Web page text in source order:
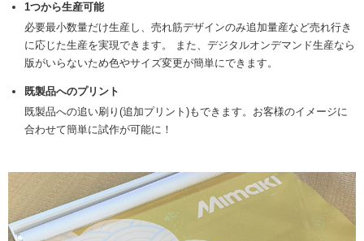
1つから生産可能
必要最小数量だけ生産し、売れ筋デザインのみ追加量産など売れ行き
に応じた生産を実現できます。 また、デジタルオンデマンド生産なら
版がいらないため色やサイズ変更が簡単にできます。
既製品へのプリント
既製品への追い刷り(追加プリント)もできます。お客様のイメージに
合わせて簡単に試作が可能に！